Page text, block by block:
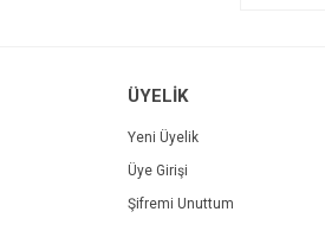
ÜYELİK
Yeni Üyelik
Üye Girişi
Şifremi Unuttum